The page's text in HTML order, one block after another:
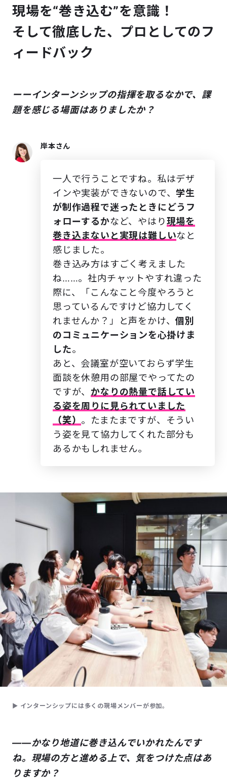
現場を“巻き込む”を意識！
そして徹底した、プロとしてのフ
ィードバック
ーーインターンシップの指揮を取るなかで、課
題を感じる場面はありましたか？
岸本さん
一人で行うことですね。私はデザ
インや実装ができないので、 学生
が制作過程で迷ったときにどうフ
ォローするかなど、やはり現場を
巻き込まないと実現は難しいなと
感じました。
巻き込み方はすごく考えました
ね……。社内チャットやすれ違った
際に、「こんなこと今度やろうと
思っているんですけど協力してく
れませんか？」と声をかけ、個別
のコミュニケーションを心掛けま
した。
あと、会議室が空いておらず学生
面談を休憩用の部屋でやってたの
ですが、 かなりの熱量で話してい
る姿を周りに見られていました
（笑） 。たまたまですが、そうい
う姿を見て協力してくれた部分も
あるかもしれません。
▶ インターンシップには多くの現場メンバーが参加。
――かなり地道に巻き込んでいかれたんです
ね。現場の方と進める上で、気をつけた点はあ
りますか？